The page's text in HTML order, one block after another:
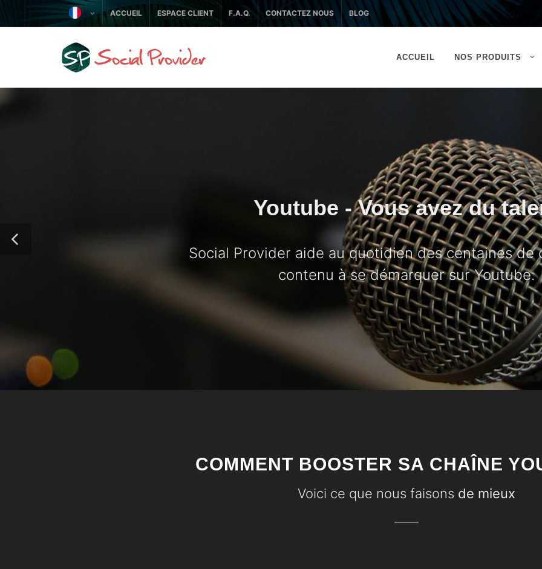
ACCUEIL ESPACE CLIENT F.A.Q. CONTACTEZ NOUS BLOG
ACCUEIL NOS PRODUITS
Youtube - Vous avez du
Social Provider aide au quotidien des centaines de
contenu à se démarquer sur Youtube.
COMMENT BOOSTER SA CHAÎNE
Voici ce que nous faisons de mieux